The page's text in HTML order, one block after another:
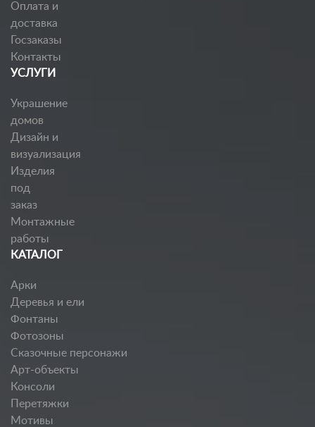
Оплата и
доставка
Госзаказы
Контакты
УСЛУГИ
Украшение
домов
Дизайн и
визуализация
Изделия
под
заказ
Монтажные
работы
КАТАЛОГ
Арки
Деревья и ели
Фонтаны
Фотозоны
Сказочные персонажи
Арт-объекты
Консоли
Перетяжки
Мотивы